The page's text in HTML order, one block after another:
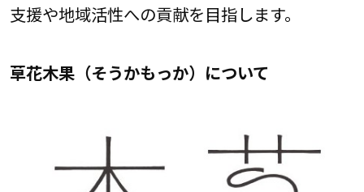
支援や地域活性への貢献を目指します。
草花木果（そうかもっか）について